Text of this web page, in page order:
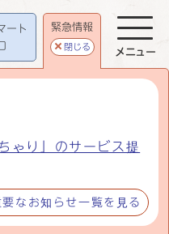
ート
緊急情報
閉じる
ゃり」のサービス提
要なお知らせ一覧を見る
メニュー